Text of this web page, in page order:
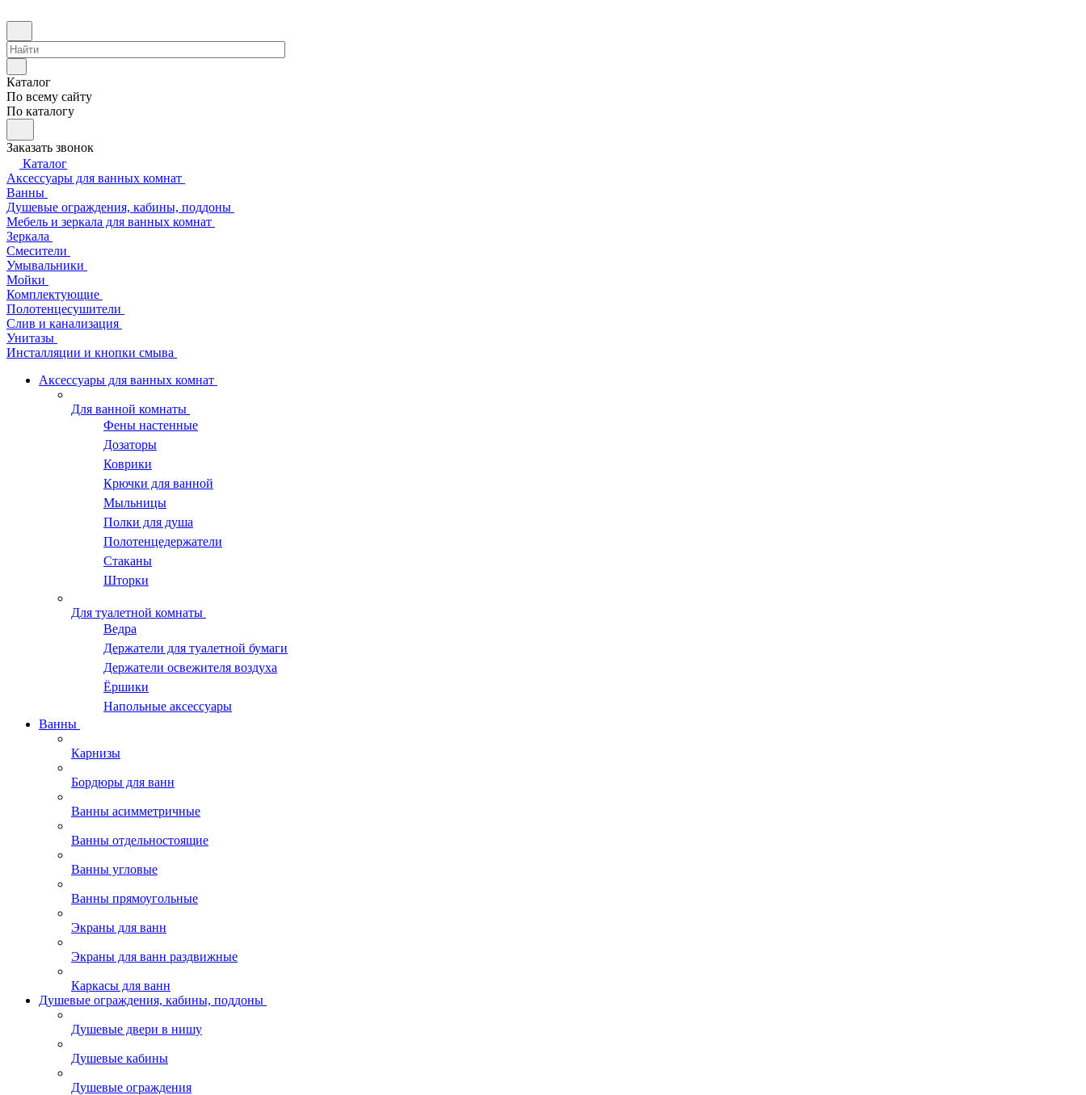
Каталог
По всему сайту
По каталогу
Заказать звонок
Каталог
Аксессуары для ванных комнат
Ванны
Душевые ограждения, кабины, поддоны
Мебель и зеркала для ванных комнат
Зеркала
Смесители
Умывальники
Мойки
Комплектующие
Полотенцесушители
Слив и канализация
Унитазы
Инсталляции и кнопки смыва
Аксессуары для ванных комнат
Для ванной комнаты
Фены настенные
Дозаторы
Коврики
Крючки для ванной
Мыльницы
Полки для душа
Полотенцедержатели
Стаканы
Шторки
Для туалетной комнаты
Ведра
Держатели для туалетной бумаги
Держатели освежителя воздуха
Ёршики
Напольные аксессуары
Ванны
Карнизы
Бордюры для ванн
Ванны асимметричные
Ванны отдельностоящие
Ванны угловые
Ванны прямоугольные
Экраны для ванн
Экраны для ванн раздвижные
Каркасы для ванн
Душевые ограждения, кабины, поддоны
Душевые двери в нишу
Душевые кабины
Душевые ограждения